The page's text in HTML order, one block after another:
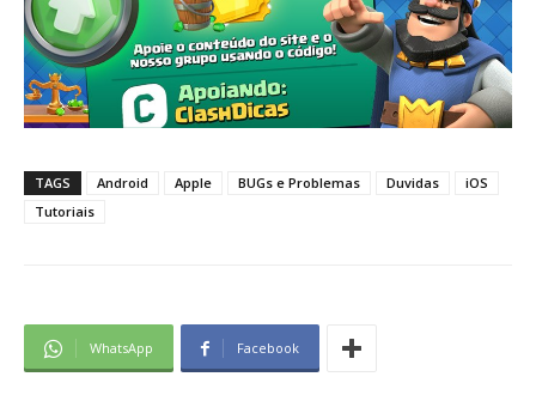
TAGS Android Apple BUGs e Problemas Duvidas
iOS
Tutoriais
WhatsApp Facebook